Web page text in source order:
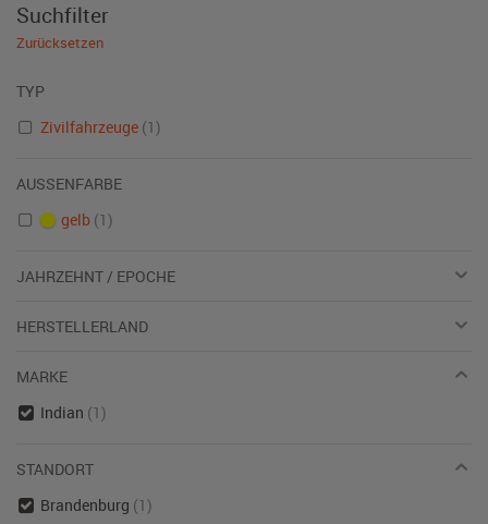
Suchfilter
Zurücksetzen
TYP
Zivilfahrzeuge (1)
AUSSENFARBE
gelb (1)
JAHRZEHNT / EPOCHE
HERSTELLERLAND
MARKE
Indian (1)
STANDORT
Brandenburg (1)